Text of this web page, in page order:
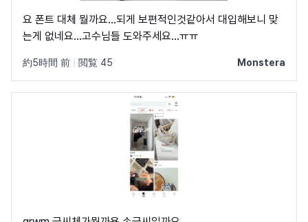
요 폰트 대체 뭘까요...되게 보편적인것같아서 대입해보니 맞
는게 없네요...고수님들 도와주세요...ㅠㅠ
約5時間 前 閲覧 45 Monstera